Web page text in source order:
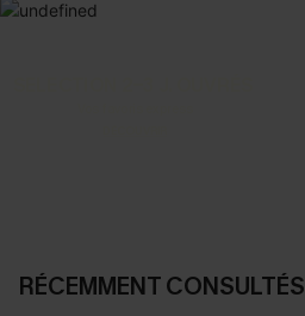
RÉCEMMENT CONSULTÉS